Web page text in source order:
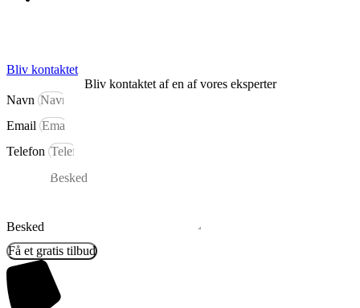
Bliv kontaktet
Bliv kontaktet af en af vores eksperter
Navn
Email
Telefon
Besked
Få et gratis tilbud